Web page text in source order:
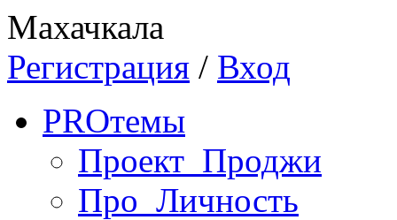
Махачкала
Регистрация / Вход
PROтемы
Проект_Проджи
Про_Личность